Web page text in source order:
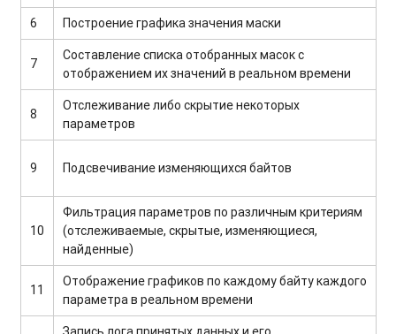
6
Построение графика значения маски
7
Составление списка отобранных масок с
отображением их значений в реальном времени
8
Отслеживание либо скрытие некоторых
параметров
9 Подсвечивание изменяющихся байтов
10
Фильтрация параметров по различным критериям
(отслеживаемые, скрытые, изменяющиеся,
найденные)
11
Отображение графиков по каждому байту каждого
параметра в реальном времени